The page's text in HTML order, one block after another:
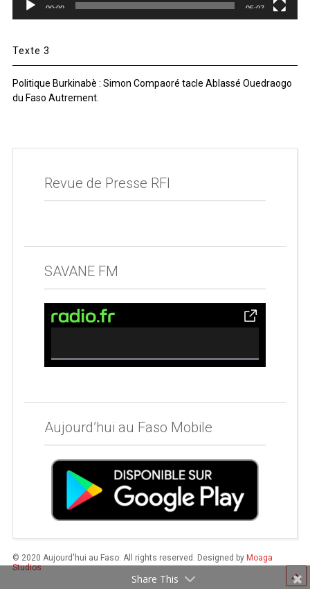
00:00 05:07
Texte 3
Politique Burkinabè : Simon Compaoré tacle Ablassé Ouedraogo
du Faso Autrement.
Revue de Presse RFI
SAVANE FM
0% Complete
Aujourd’hui au Faso Mobile
© 2020 Aujourd'hui au Faso. All rights reserved. Designed by Moaga
Studios
Share This